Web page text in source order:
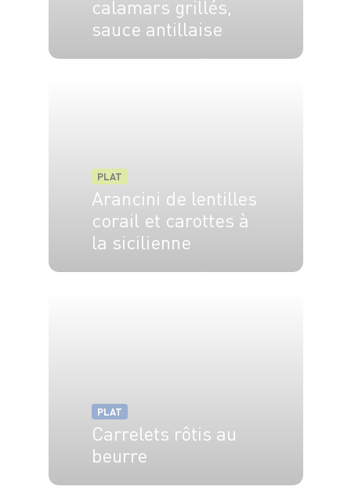
calamars grillés,
sauce antillaise
PLAT
Arancini de lentilles
corail et carottes à
la sicilienne
PLAT
Carrelets rôtis au
beurre